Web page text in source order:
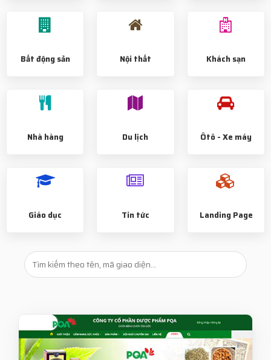
Bất động sản Nội thất Khách sạn
Nhà hàng Du lịch Ôtô - Xe máy
Giáo dục Tin tức Landing Page